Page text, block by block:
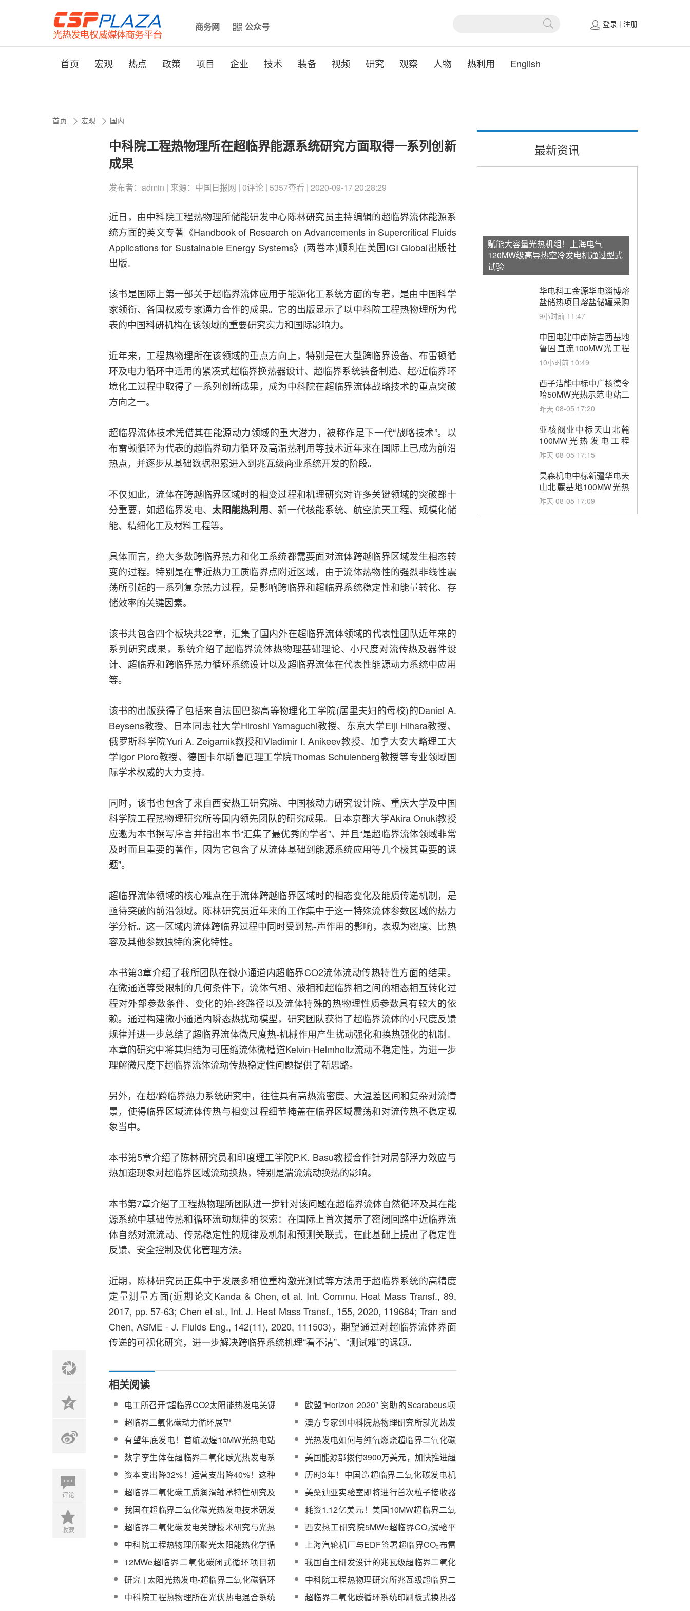
商务网 公众号 登录 | 注册
首页 宏观 热点 政策 项目 企业 技术 装备 视频 研究 观察 人物 热利用 English
首页 宏观 国内
中科院工程热物理所在超临界能源系统研究方面取得一系列创新
成果
发布者：admin | 来源：中国日报网 | 0评论 | 5357查看 | 2020-09-17 20:28:29
近日，由中科院工程热物理所储能研发中心陈林研究员主持编辑的超临界流体能源系
统方面的英文专著《Handbook of Research on Advancements in Supercritical Fluids
Applications for Sustainable Energy Systems》(两卷本)顺利在美国IGI Global出版社
出版。
该书是国际上第一部关于超临界流体应用于能源化工系统方面的专著，是由中国科学
家领衔、各国权威专家通力合作的成果。它的出版显示了以中科院工程热物理所为代
表的中国科研机构在该领域的重要研究实力和国际影响力。
近年来，工程热物理所在该领域的重点方向上，特别是在大型跨临界设备、布雷顿循
环及电力循环中适用的紧凑式超临界换热器设计、超临界系统装备制造、超/近临界环
境化工过程中取得了一系列创新成果，成为中科院在超临界流体战略技术的重点突破
方向之一。
超临界流体技术凭借其在能源动力领域的重大潜力，被称作是下一代“战略技术”。以
布雷顿循环为代表的超临界动力循环及高温热利用等技术近年来在国际上已成为前沿
热点，并逐步从基础数据积累进入到兆瓦级商业系统开发的阶段。
不仅如此，流体在跨越临界区域时的相变过程和机理研究对许多关键领域的突破都十
分重要，如超临界发电、 太阳能热利用、新一代核能系统、航空航天工程、规模化储
能、精细化工及材料工程等。
具体而言，绝大多数跨临界热力和化工系统都需要面对流体跨越临界区域发生相态转
变的过程。特别是在靠近热力工质临界点附近区域，由于流体热物性的强烈非线性震
荡所引起的一系列复杂热力过程，是影响跨临界和超临界系统稳定性和能量转化、存
储效率的关键因素。
该书共包含四个板块共22章，汇集了国内外在超临界流体领域的代表性团队近年来的
系列研究成果，系统介绍了超临界流体热物理基础理论、小尺度对流传热及器件设
计、超临界和跨临界热力循环系统设计以及超临界流体在代表性能源动力系统中应用
等。
该书的出版获得了包括来自法国巴黎高等物理化工学院(居里夫妇的母校)的Daniel A.
Beysens教授、日本同志社大学Hiroshi Yamaguchi教授、东京大学Eiji Hihara教授、
俄罗斯科学院Yuri A. Zeigarnik教授和Vladimir I. Anikeev教授、加拿大安大略理工大
学Igor Pioro教授、德国卡尔斯鲁厄理工学院Thomas Schulenberg教授等专业领域国
际学术权威的大力支持。
同时，该书也包含了来自西安热工研究院、中国核动力研究设计院、重庆大学及中国
科学院工程热物理研究所等国内领先团队的研究成果。日本京都大学Akira Onuki教授
应邀为本书撰写序言并指出本书“汇集了最优秀的学者”、并且“是超临界流体领域非常
及时而且重要的著作，因为它包含了从流体基础到能源系统应用等几个极其重要的课
题”。
超临界流体领域的核心难点在于流体跨越临界区域时的相态变化及能质传递机制，是
亟待突破的前沿领域。陈林研究员近年来的工作集中于这一特殊流体参数区域的热力
学分析。这一区域内流体跨临界过程中同时受到热-声作用的影响，表现为密度、比热
容及其他参数独特的演化特性。
本书第3章介绍了我所团队在微小通道内超临界CO2流体流动传热特性方面的结果。
在微通道等受限制的几何条件下，流体气相、液相和超临界相之间的相态相互转化过
程对外部参数条件、变化的始-终路径以及流体特殊的热物理性质参数具有较大的依
赖。通过构建微小通道内瞬态热扰动模型，研究团队获得了超临界流体的小尺度反馈
规律并进一步总结了超临界流体微尺度热-机械作用产生扰动强化和换热强化的机制。
本章的研究中将其归结为可压缩流体微槽道Kelvin-Helmholtz流动不稳定性，为进一步
理解微尺度下超临界流体流动传热稳定性问题提供了新思路。
另外，在超/跨临界热力系统研究中，往往具有高热流密度、大温差区间和复杂对流情
景，使得临界区域流体传热与相变过程细节掩盖在临界区域震荡和对流传热不稳定现
象当中。
本书第5章介绍了陈林研究员和印度理工学院P.K. Basu教授合作针对局部浮力效应与
热加速现象对超临界区域流动换热，特别是湍流流动换热的影响。
本书第7章介绍了工程热物理所团队进一步针对该问题在超临界流体自然循环及其在能
源系统中基础传热和循环流动规律的探索：在国际上首次揭示了密闭回路中近临界流
体自然对流流动、传热稳定性的规律及机制和预测关联式，在此基础上提出了稳定性
反馈、安全控制及优化管理方法。
近期，陈林研究员正集中于发展多相位重构激光测试等方法用于超临界系统的高精度
定量测量方面(近期论文Kanda & Chen, et al. Int. Commu. Heat Mass Transf., 89,
2017, pp. 57-63; Chen et al., Int. J. Heat Mass Transf., 155, 2020, 119684; Tran and
Chen, ASME - J. Fluids Eng., 142(11), 2020, 111503)，期望通过对超临界流体界面
传递的可视化研究，进一步解决跨临界系统机理“看不清”、“测试难”的课题。
评论
收藏
相关阅读
电工所召开“超临界CO2太阳能热发电关键
基础问题研究”项目启动暨实施方案论证会
欧盟“Horizon 2020” 资助的Scarabeus项
目将在中试规模验证超临界二氧化碳光热
技术
超临界二氧化碳动力循环展望
澳方专家到中科院热物理研究所就光热发
电研究情况及超临界二氧化碳发电技术展
开交流
有望年底发电！首航敦煌10MW光热电站
超临界CO2循环改造工作持续推进
光热发电如何与纯氧燃烧超临界二氧化碳
发电技术结合？
数字孪生体在超临界二氧化碳光热发电系
统中的应用
美国能源部拨付3900万美元，加快推进超
临界二氧化碳光热发电技术商业化
资本支出降32%！运营支出降40%！这种
超临界介质将大幅降低光热发电成本
历时3年！中国造超临界二氧化碳发电机
组成功交付，系统热效率超50%
超临界二氧化碳工质润滑轴承特性研究及
20kW涡轮发电装置进展
美桑迪亚实验室即将进行首次粒子接收器
超临界CO2回路测试
我国在超临界二氧化碳光热发电技术研发
和应用上的最新进展
耗资1.12亿美元！美国10MW超临界二氧
化碳示范电站正加紧建设
超临界二氧化碳发电关键技术研究与光热
发电应用展望
西安热工研究院5MWe超临界CO₂试验平
台完成锅炉水压试验
中科院工程热物理所聚光太阳能热化学循
环制取太阳能燃料研究获进展
上海汽轮机厂与EDF签署超临界CO₂布雷
顿循环技术合作框架协议
12MWe超临界二氧化碳闭式循环项目初
步设计通过国家电力投资集团评审
我国自主研发设计的兆瓦级超临界二氧化
碳发电示范机组正式开建
研究 | 太阳光热发电-超临界二氧化碳循环
系统经济性分析与优化
中科院工程热物理研究所兆瓦级超临界二
氧化碳压缩机测试取得圆满成功
中科院工程热物理所在光伏热电混合系统
超临界二氧化碳循环系统印刷板式换热器
最新资讯
赋能大容量光热机组！上海电气
120MW级高导热空冷发电机通过型式
试验
华电科工金源华电淄博熔
盐储热项目熔盐储罐采购
9小时前 11:47
中国电建中南院吉西基地
鲁固直流100MW光工程
性能试验采购
10小时前 10:49
西子洁能中标中广核德令
哈50MW光热示范电站二
列蒸汽发生器设备采购
昨天 08-05 17:20
亚核阀业中标天山北麓
100MW光热发电工程
EPC总承包项目熔盐截
购
昨天 08-05 17:15
昊森机电中标新疆华电天
山北麓基地100MW光热
发电工程EPC总承包项
昨天 08-05 17:09